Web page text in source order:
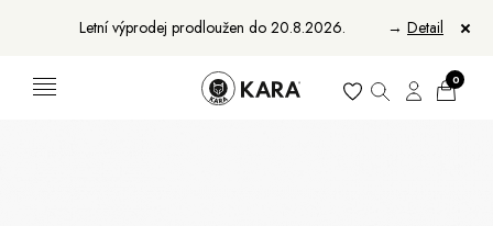
Letní výprodej prodloužen do 20.8.2026. → Detail
0